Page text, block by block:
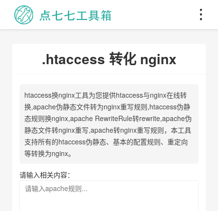
.htaccess 转化 nginx
htaccess换nginx工具为您提供htaccess与nginx在线转
换,apache伪静态文件转为nginx重写规则,htaccess伪静
态规则换nginx,apache RewriteRule转rewrite,apache伪
静态文件转nginx重写,apache转nginx重写规则，本工具
支持所有的htaccess伪静态、基本的配置规则、重定向
等转换为nginx。
请输入相关内容：